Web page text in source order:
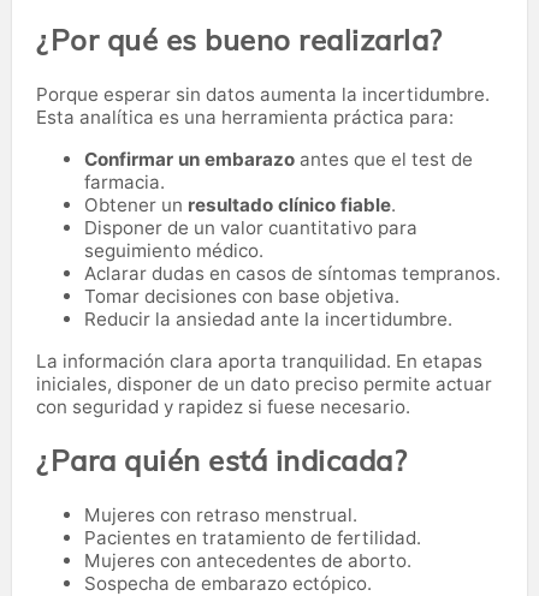
¿Por qué es bueno realizarla?
Porque esperar sin datos aumenta la incertidumbre.
Esta analítica es una herramienta práctica para:
Confirmar un embarazo antes que el test de
farmacia.
Obtener un resultado clínico fiable.
Disponer de un valor cuantitativo para
seguimiento médico.
Aclarar dudas en casos de síntomas tempranos.
Tomar decisiones con base objetiva.
Reducir la ansiedad ante la incertidumbre.
La información clara aporta tranquilidad. En etapas
iniciales, disponer de un dato preciso permite actuar
con seguridad y rapidez si fuese necesario.
¿Para quién está indicada?
Mujeres con retraso menstrual.
Pacientes en tratamiento de fertilidad.
Mujeres con antecedentes de aborto.
Sospecha de embarazo ectópico.